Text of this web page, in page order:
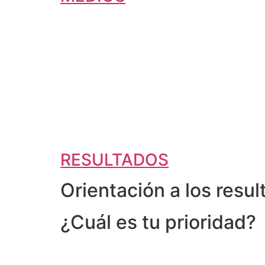
RESULTADOS
Orientación a los
¿Cuál es tu prioridad?